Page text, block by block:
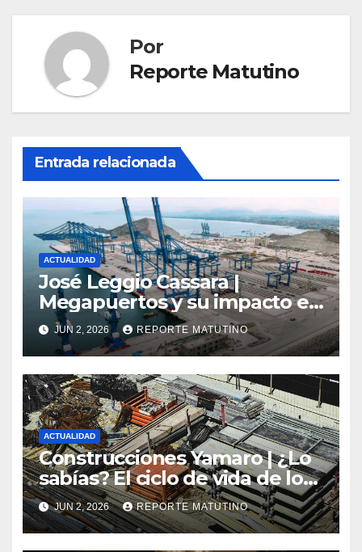
Por
Reporte Matutino
Entrada relacionada
ACTUALIDAD
José Leggio Cassara |
Megapuertos y su impacto en
el turismo y el comercio
global
JUN 2, 2026 REPORTE MATUTINO
ACTUALIDAD
Construcciones Yamaro | ¿Lo
sabías? El ciclo de vida de los
materiales de construcción
revoluciona eficiencia en
proyectos modernos
JUN 2, 2026 REPORTE MATUTINO